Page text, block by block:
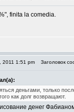
finita la comedia.
1:51 pm Заголовок
деньгами, только
как долг возвращают.
денег